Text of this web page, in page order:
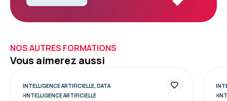
NOS AUTRES FORMATIONS
Vous aimerez aussi
INTELLIGENCE ARTIFICIELLE, DATA
INTELLIGENCE ARTIFICIELLE